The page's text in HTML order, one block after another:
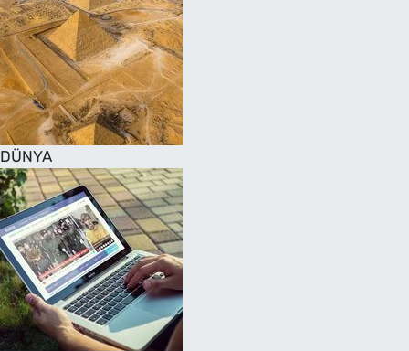
DÜNYA